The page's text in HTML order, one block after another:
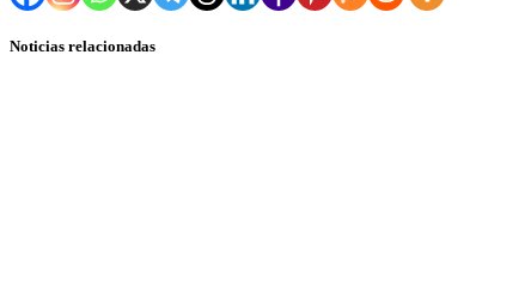
Noticias relacionadas